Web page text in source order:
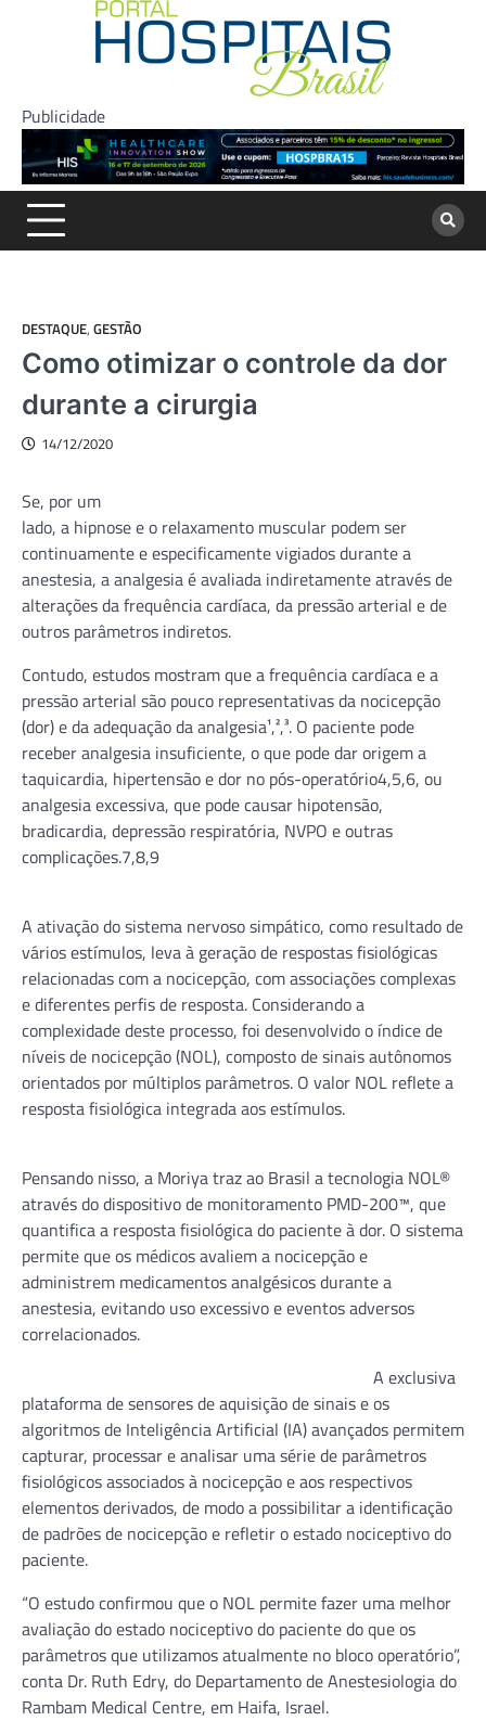
Publicidade
DESTAQUE, GESTÃO
Como otimizar o controle da dor
durante a cirurgia
14/12/2020
Se, por um
lado, a hipnose e o relaxamento muscular podem ser
continuamente e especificamente vigiados durante a
anestesia, a analgesia é avaliada indiretamente através de
alterações da frequência cardíaca, da pressão arterial e de
outros parâmetros indiretos.
Contudo, estudos mostram que a frequência cardíaca e a
pressão arterial são pouco representativas da nocicepção
(dor) e da adequação da analgesia¹,²,³. O paciente pode
receber analgesia insuficiente, o que pode dar origem a
taquicardia, hipertensão e dor no pós-operatório4,5,6, ou
analgesia excessiva, que pode causar hipotensão,
bradicardia, depressão respiratória, NVPO e outras
complicações.7,8,9
A ativação do sistema nervoso simpático, como resultado de
vários estímulos, leva à geração de respostas fisiológicas
relacionadas com a nocicepção, com associações complexas
e diferentes perfis de resposta. Considerando a
complexidade deste processo, foi desenvolvido o índice de
níveis de nocicepção (NOL), composto de sinais autônomos
orientados por múltiplos parâmetros. O valor NOL reflete a
resposta fisiológica integrada aos estímulos.
Pensando nisso, a Moriya traz ao Brasil a tecnologia NOL®
através do dispositivo de monitoramento PMD-200™, que
quantifica a resposta fisiológica do paciente à dor. O sistema
permite que os médicos avaliem a nocicepção e
administrem medicamentos analgésicos durante a
anestesia, evitando uso excessivo e eventos adversos
correlacionados.
A exclusiva
plataforma de sensores de aquisição de sinais e os
algoritmos de Inteligência Artificial (IA) avançados permitem
capturar, processar e analisar uma série de parâmetros
fisiológicos associados à nocicepção e aos respectivos
elementos derivados, de modo a possibilitar a identificação
de padrões de nocicepção e refletir o estado nociceptivo do
paciente.
“O estudo confirmou que o NOL permite fazer uma melhor
avaliação do estado nociceptivo do paciente do que os
parâmetros que utilizamos atualmente no bloco operatório”,
conta Dr. Ruth Edry, do Departamento de Anestesiologia do
Rambam Medical Centre, em Haifa, Israel.